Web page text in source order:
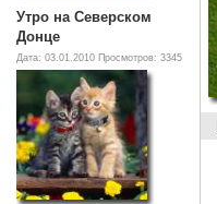
Утро на Северском
Донце
Дата: 03.01.2010 Просмотров: 3345